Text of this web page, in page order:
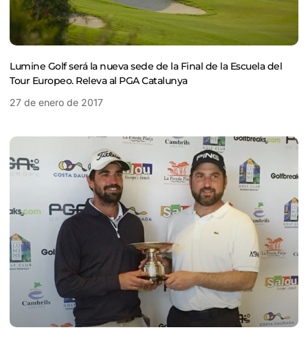
Lumine Golf será la nueva sede de la Final de la Escuela del
Tour Europeo. Releva al PGA Catalunya
27 de enero de 2017